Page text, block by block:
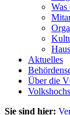
Was
Aktuelles
Über die
Sie sind hier: